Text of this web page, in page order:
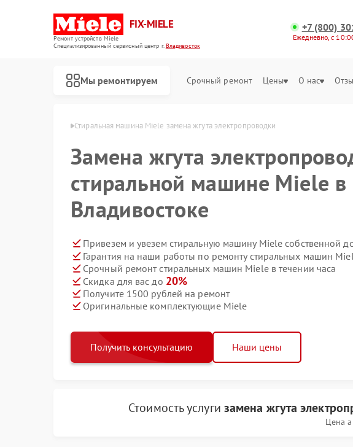
FIX-MIELE
Ремонт устройств Miele
Специализированный cервисный центр г.Владивосток
+7 (800)
Ежедневно, с
Мы ремонтируем Срочный ремонт Цены О нас
в Владивостоке Стиральная машина Miele замена жгута электропроводки
Замена жгута
стиральной машине Miele в
Владивостоке
Привезем и увезем стиральную машину Miele собственной
Гарантия на наши работы по ремонту стиральных машин
Срочный ремонт стиральных машин Miele в течении часа
Скидка для вас до 20%
Получите 1500 рублей на ремонт
Оригинальные комплектующие Miele
Получить консультацию Наши цены
Стоимость услуги замена жгута
Цена